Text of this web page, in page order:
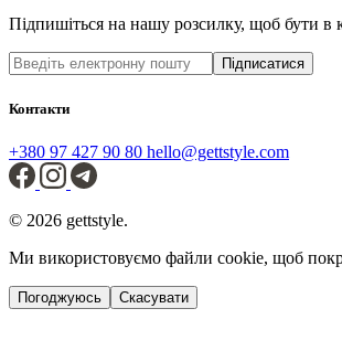
Підпишіться на нашу розсилку, щоб бути в
Підписатися
Контакти
+380 97 427 90 80 hello@gettstyle.com
© 2026 gettstyle.
Ми використовуємо файли cookie, щоб
Погоджуюсь Скасувати